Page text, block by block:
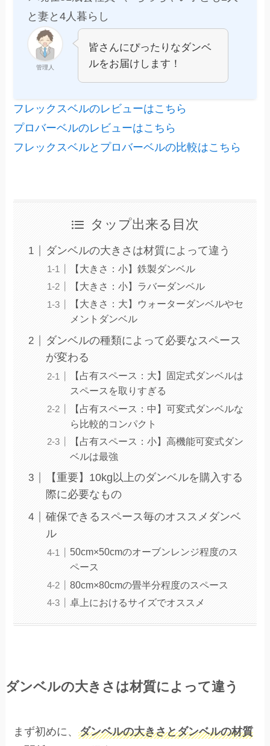
と妻と4人暮らし
管理人
皆さんにぴったりなダンベ
ルをお届けします！
フレックスベルのレビューはこちら
プロバーベルのレビューはこちら
フレックスベルとプロバーベルの比較はこちら
タップ出来る目次
ダンベルの大きさは材質によって違う
【大きさ：小】鉄製ダンベル
【大きさ：小】ラバーダンベル
【大きさ：大】ウォーターダンベルやセ
メントダンベル
ダンベルの種類によって必要なスペース
が変わる
【占有スペース：大】固定式ダンベルは
スペースを取りすぎる
【占有スペース：中】可変式ダンベルな
ら比較的コンパクト
【占有スペース：小】高機能可変式ダン
ベルは最強
【重要】10kg以上のダンベルを購入する
際に必要なもの
確保できるスペース毎のオススメダンベ
ル
50cm×50cmのオーブンレンジ程度のス
ペース
80cm×80cmの畳半分程度のスペース
卓上におけるサイズでオススメ
ダンベルの大きさは材質によって違う
まず初めに、ダンベルの大きさとダンベルの材質